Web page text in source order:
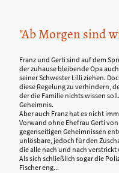
"Ab Morgen sind
Franz und Gerti sind auf dem
der zuhause bleibende Opa
seiner Schwester Lilli ziehen.
diese Regelung zu verhindern,
der die Familie nichts wissen
Geheimnis.
Aber auch Franz hat es nicht
Vorwand ohne Ehefrau Gerti
gegenseitigen Geheimnissen
unlösbare, jedoch für den
die alle nach und nach verstrickt
Als sich schließlich sogar die
Fischer eng...